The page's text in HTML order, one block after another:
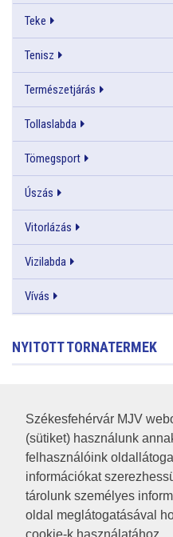
Székesfehérvár MJV
(sütiket) használunk
felhasználóink
információkat
tárolunk személyes
oldal meglátogatásával
Teke
Tenisz
Természetjárás
Tollaslabda
Tömegsport
Úszás
Vitorlázás
Vizilabda
Vívás
NYITOTT TORNATERMEK
RSS
A HONLAP 2017.03.31-I
JOGI NYILATKOZAT
IMPRESSZUM